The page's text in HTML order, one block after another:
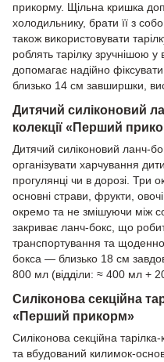
прикорму. Щільна кришка
холодильнику, брати її з
також використовувати
роблять тарілку зручнішою у
допомагає надійно
близько 14 см завширшки,
Дитячий силіконовий
колекції «Перший
Дитячий силіконовий ланч-
організувати харчування
прогулянці чи в дорозі. Три
основні страви, фрукти,
окремо та не змішуючи між
закриває ланч-бокс, що
транспортування та
бокса — близько 18 см
800 мл (відділи: ≈ 400 мл +
Силіконова секційна
«Перший прикорм»
Силіконова секційна
та вбудований килимок-